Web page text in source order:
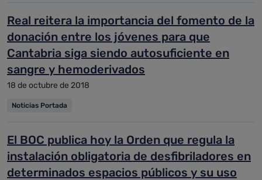
Real reitera la importancia del fomento de la
donación entre los jóvenes para que
Cantabria siga siendo autosuficiente en
sangre y hemoderivados
18 de octubre de 2018
Noticias Portada
El BOC publica hoy la Orden que regula la
instalación obligatoria de desfibriladores en
determinados espacios públicos y su uso